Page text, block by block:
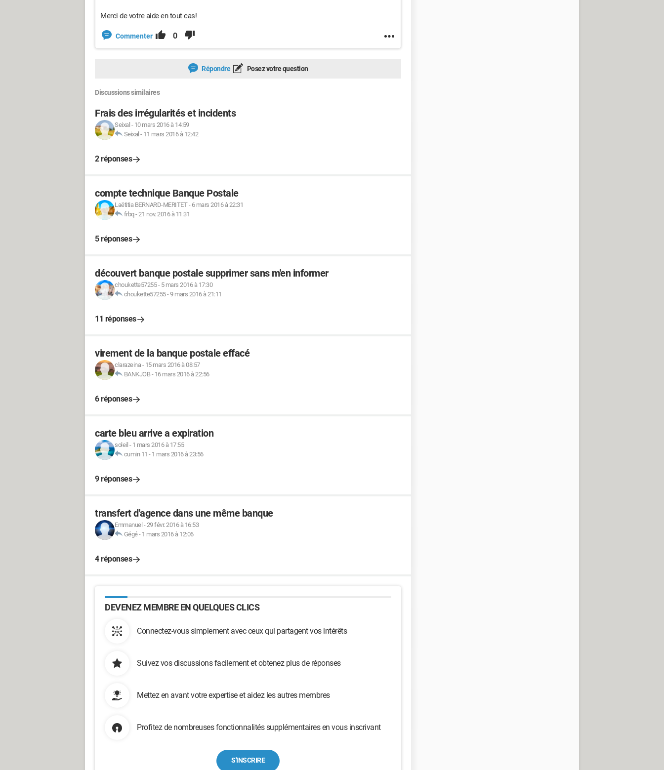
Merci de votre aide en tout cas!
Commenter 0
Répondre Posez votre question
Discussions similaires
Frais des irrégularités et incidents
Seixal - 10 mars 2016 à 14:59
Seixal - 11 mars 2016 à 12:42
2 réponses
compte technique Banque Postale
Laëtitia BERNARD-MERITET- 6 mars 2016 à 22:31
frbq-21 nov. 2016 à 11:31
5 réponses
découvert banque postale supprimer sans m'en informer
choukette57255- 5 mars 2016 à 17:30
choukette57255-9 mars 2016 à 21:11
11 réponses
virement de la banque postale effacé
clarazeina- 15 mars 2016 à 08:57
BANKJOB- 16 mars 2016 à 22:56
6 réponses
carte bleu arrive a expiration
soleil - 1 mars 2016 à 17:55
cumin 11 - 1 mars 2016 à 23:56
9 réponses
transfert d'agence dans une même banque
Emmanuel -29 févr. 2016 à 16:53
Gégé- 1 mars 2016 à 12:06
4 réponses
DEVENEZ MEMBRE EN QUELQUES CLICS
Connectez-vous simplement avec ceux qui partagent vos intérêts
Suivez vos discussions facilement et obtenez plus de réponses
Mettez en avant votre expertise et aidez les autres membres
Profitez de nombreuses fonctionnalités supplémentaires en vous inscrivant
S'INSCRIRE